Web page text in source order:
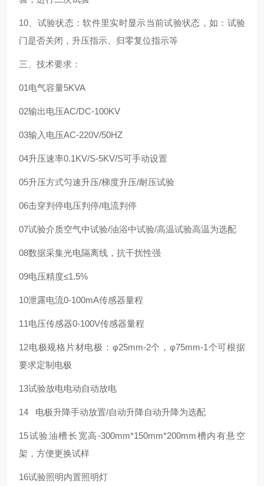
10、试验状态：软件里实时显示当前试验状态，如：试验
门是否关闭，升压指示、归零复位指示等
三、技术要求：
01电气容量5KVA
02输出电压AC/DC-100KV
03输入电压AC-220V/50HZ
04升压速率0.1KV/S-5KV/S可手动设置
05升压方式匀速升压/梯度升压/耐压试验
06击穿判停电压判停/电流判停
07试验介质空气中试验/油浴中试验/高温试验高温为选配
08数据采集光电隔离线，抗干扰性强
09电压精度≤1.5%
10泄露电流0-100mA传感器量程
11电压传感器0-100V传感器量程
12电极规格 片材电极：φ25mm-2个，φ75mm-1个可根据
要求定制电极
13试验放电电动自动放电
14 电极升降手动放置/自动升降自动升降为选配
15试验油槽长宽高-300mm*150mm*200mm槽内有悬空
架，方便更换试样
16试验照明内置照明灯